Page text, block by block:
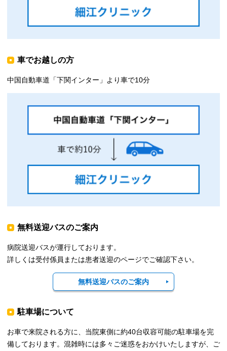
車でお越しの方
中国自動車道「下関インター」より車で10分
無料送迎バスのご案内
病院送迎バスが運行しております。
詳しくは受付係員または患者送迎のページでご確認下さい。
無料送迎バスのご案内
駐車場について
お車で来院される方に、当院東側に約40台収容可能の駐車場を完
備しております。混雑時には多々ご迷惑をおかけいたしますが、ご